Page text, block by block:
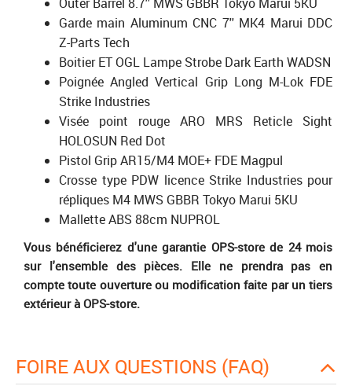
Garde main Aluminum CNC 7'' MK4 Marui DDC
Z-Parts Tech
Boitier ET OGL Lampe Strobe Dark Earth WADSN
Poignée Angled Vertical Grip Long M-Lok FDE
Strike Industries
Visée point rouge ARO MRS Reticle Sight
HOLOSUN Red Dot
Pistol Grip AR15/M4 MOE+ FDE Magpul
Crosse type PDW licence Strike Industries pour
répliques M4 MWS GBBR Tokyo Marui 5KU
Mallette ABS 88cm NUPROL
Vous bénéficierez d'une garantie OPS-store de 24 mois
sur l'ensemble des pièces. Elle ne prendra pas en
compte toute ouverture ou modification faite par un tiers
extérieur à OPS-store.
FOIRE AUX QUESTIONS (FAQ)